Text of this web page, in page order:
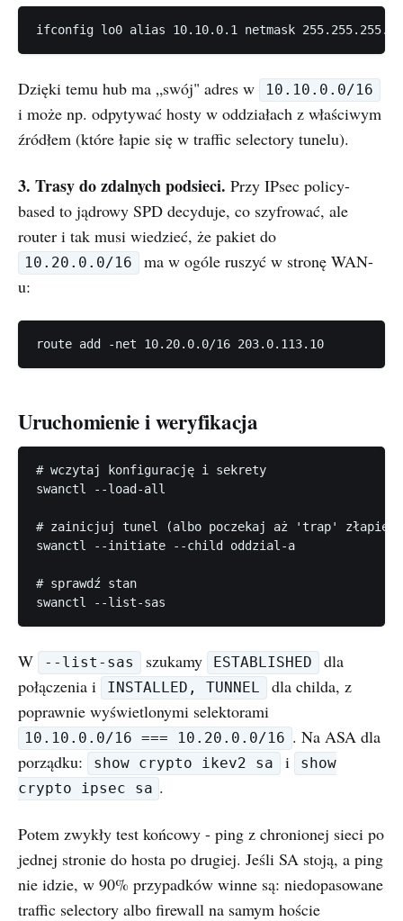
Dzięki temu hub ma „swój" adres w 10.10.0.0/16
i może np. odpytywać hosty w oddziałach z właściwym
źródłem (które łapie się w traffic selectory tunelu).
3. Trasy do zdalnych podsieci. Przy IPsec policy-
based to jądrowy SPD decyduje, co szyfrować, ale
router i tak musi wiedzieć, że pakiet do
10.20.0.0/16
ma w ogóle ruszyć w stronę WAN-
u:
Uruchomienie i weryfikacja
# wczytaj konfigurację i sekrety
swanctl --load-all
# zainicjuj tunel (albo poczekaj aż 'trap' złapie
swanctl --initiate --child oddzial-a
# sprawdź stan
W --list-sas szukamy ESTABLISHED
dla
połączenia i
INSTALLED, TUNNEL
dla childa, z
poprawnie wyświetlonymi selektorami
10.10.0.0/16 === 10.20.0.0/16 . Na ASA dla
porządku:
show crypto ikev2 sa i
show
crypto ipsec sa .
Potem zwykły test końcowy - ping z chronionej sieci po
jednej stronie do hosta po drugiej. Jeśli SA stoją, a ping
nie idzie, w 90% przypadków winne są: niedopasowane
traffic selectory albo firewall na samym hoście